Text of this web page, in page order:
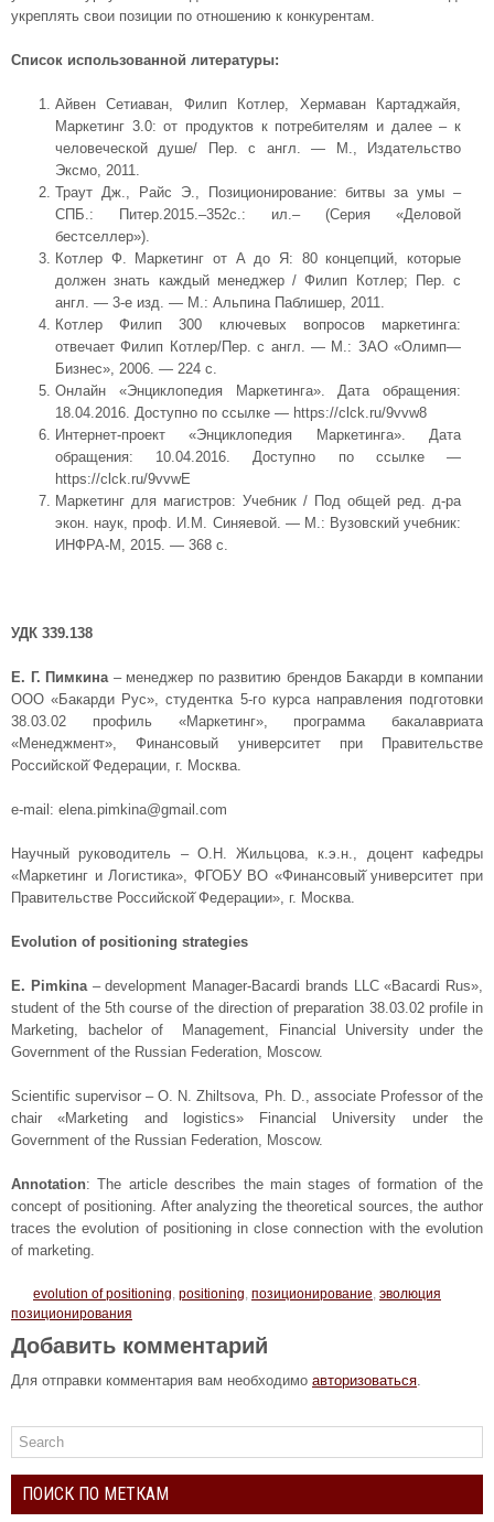
укреплять свои позиции по отношению к конкурентам.
Список использованной литературы:
Айвен Сетиаван, Филип Котлер, Хермаван Картаджайя,
Маркетинг 3.0: от продуктов к потребителям и далее – к
человеческой душе/ Пер. с англ. — М., Издательство
Эксмо, 2011.
Траут Дж., Райс Э., Позиционирование: битвы за умы –
СПБ.: Питер.2015.–352с.: ил.– (Серия «Деловой
бестселлер»).
Котлер Ф. Маркетинг от А до Я: 80 концепций, которые
должен знать каждый менеджер / Филип Котлер; Пер. с
англ. — 3-е изд. — М.: Альпина Паблишер, 2011.
Котлер Филип 300 ключевых вопросов маркетинга:
отвечает Филип Котлер/Пер. с англ. — М.: ЗАО «Олимп—
Бизнес», 2006. — 224 с.
Онлайн «Энциклопедия Маркетинга». Дата обращения:
18.04.2016. Доступно по ссылке — https://clck.ru/9vvw8
Интернет-проект «Энциклопедия Маркетинга». Дата
обращения: 10.04.2016. Доступно по ссылке —
https://clck.ru/9vvwE
Маркетинг для магистров: Учебник / Под общей ред. д-ра
экон. наук, проф. И.М. Синяевой. — М.: Вузовский учебник:
ИНФРА-М, 2015. — 368 с.
УДК 339.138
Е. Г. Пимкина– менеджер по развитию брендов Бакарди в компании
ООО «Бакарди Рус», студентка 5-го курса направления подготовки
38.03.02 профиль «Маркетинг», программа бакалавриата
«Менеджмент», Финансовый университет при Правительстве
Российской̆ Федерации, г. Москва.
e-mail: elena.pimkina@gmail.com
Научный руководитель – О.Н. Жильцова, к.э.н., доцент кафедры
«Маркетинг и Логистика», ФГОБУ ВО «Финансовый̆ университет при
Правительстве Российской̆ Федерации», г. Москва.
Evolution of positioning strategies
E. Pimkina– development Manager-Bacardi brands LLC «Bacardi Rus»,
student of the 5th course of the direction of preparation 38.03.02 profile in
Marketing, bachelor of Management, Financial University under the
Government of the Russian Federation, Moscow.
Scientific supervisor – O. N. Zhiltsova, Ph. D., associate Professor of the
chair «Marketing and logistics» Financial University under the
Government of the Russian Federation, Moscow.
Annotation: The article describes the main stages of formation of the
concept of positioning. After analyzing the theoretical sources, the author
traces the evolution of positioning in close connection with the evolution
of marketing.
evolution of positioning, positioning, позиционирование, эволюция
позиционирования
Добавить комментарий
Для отправки комментария вам необходимо авторизоваться.
ПОИСК ПО МЕТКАМ